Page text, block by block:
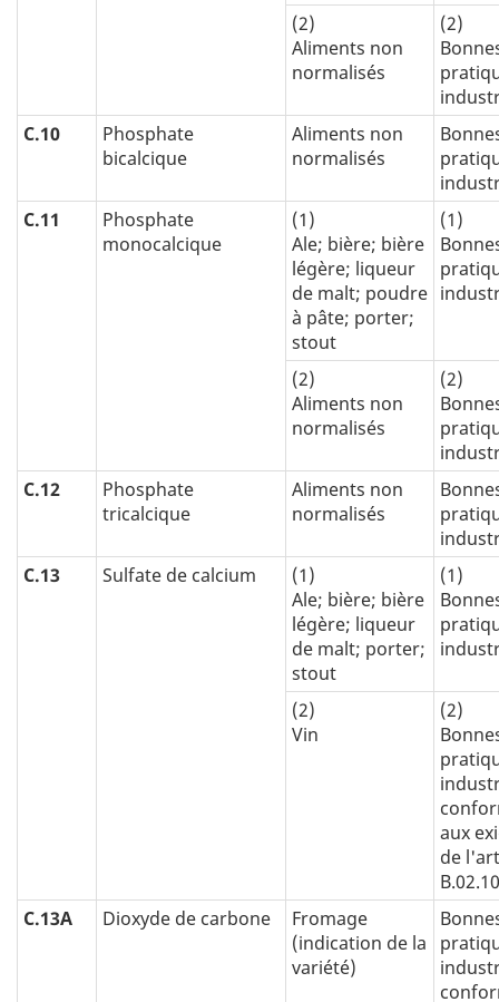
(2)
Aliments non
normalisés
(2)
C.10
Phosphate
bicalcique
Aliments non
normalisés
C.11
Phosphate
monocalcique
(1)
Ale; bière; bière
légère; liqueur
de malt; poudre
à pâte; porter;
stout
(1)
(2)
Aliments non
normalisés
(2)
C.12
Phosphate
tricalcique
Aliments non
normalisés
C.13
Sulfate de calcium
(1)
Ale; bière; bière
légère; liqueur
de malt; porter;
stout
(1)
(2)
Vin
(2)
aux
de
C.13A
Dioxyde de carbone
Fromage
(indication de la
variété)